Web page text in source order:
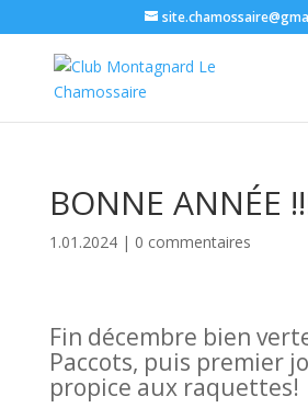
BONNE ANNÉE
1.01.2024| 0 commentaires
Fin décembre bien
Paccots, puis premier
propice aux raquettes!